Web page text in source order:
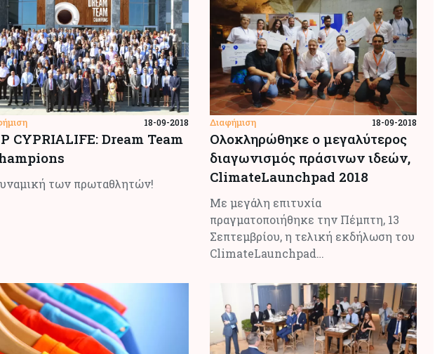
18-09-2018
CYPRIALIFE: Dream Team
των πρωταθλητών!
Διαφήμιση 18-09-2018
Ολοκληρώθηκε ο μεγαλύτερος
διαγωνισμός πράσινων ιδεών,
ClimateLaunchpad 2018
Με μεγάλη επιτυχία
πραγματοποιήθηκε την Πέμπτη, 13
Σεπτεμβρίου, η τελική εκδήλωση του
ClimateLaunchpad…